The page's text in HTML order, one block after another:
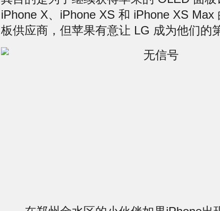
iPhone X、iPhone XS 和 iPhone XS Max
板供应商，但苹果有意让 LG 成为他们的